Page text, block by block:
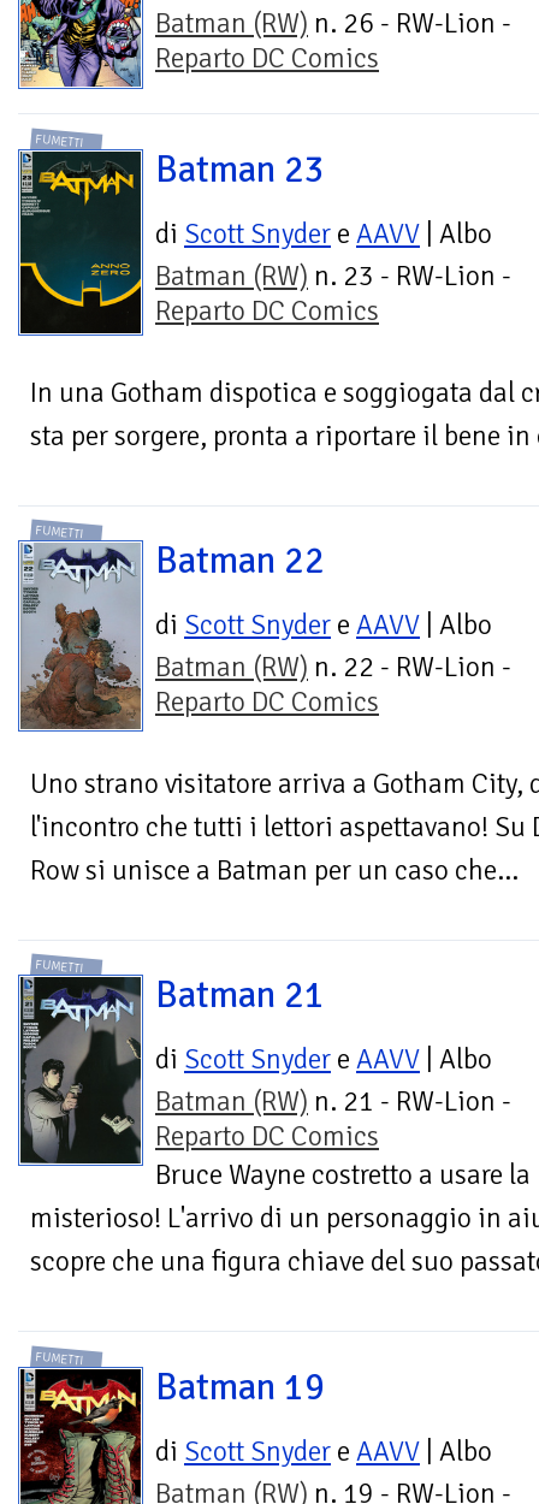
Batman (RW) n. 26 - RW-Lion -
Reparto DC Comics
FUMETTI
Batman 23
di Scott Snyder e AAVV | Albo
Batman (RW) n. 23 - RW-Lion -
Reparto DC Comics
In una Gotham dispotica e soggiogata dal
sta per sorgere, pronta a riportare il bene
FUMETTI
Batman 22
di Scott Snyder e AAVV | Albo
Batman (RW) n. 22 - RW-Lion -
Reparto DC Comics
Uno strano visitatore arriva a Gotham
l'incontro che tutti i lettori aspettavano! Su
Row si unisce a Batman per un caso che...
FUMETTI
Batman 21
di Scott Snyder e AAVV | Albo
Batman (RW) n. 21 - RW-Lion -
Reparto DC Comics
Bruce Wayne costretto a usare
misterioso! L'arrivo di un personaggio in
scopre che una figura chiave del suo
FUMETTI
Batman 19
di Scott Snyder e AAVV | Albo
Batman (RW) n. 19 - RW-Lion -